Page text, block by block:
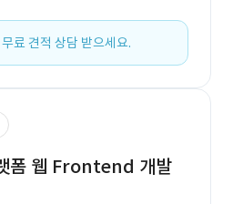
료 견적 상담 받으세요.
폼 웹 Frontend 개발